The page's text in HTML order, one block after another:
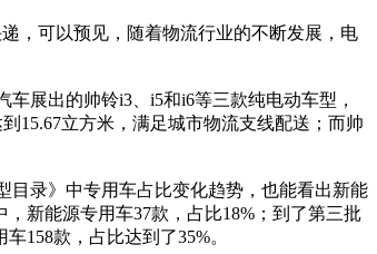
，可以预见，随着物流行业的不断发展，电
展出的帅铃i3、i5和i6等三款纯电动车型，
15.67立方米，满足城市物流支线配送；而帅
录》中专用车占比变化趋势，也能看出新能
新能源专用车37款，占比18%；到了第三批
158款，占比达到了35%。